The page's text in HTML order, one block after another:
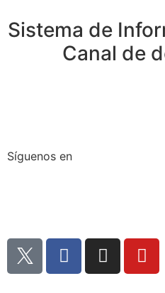
Sistema de
Canal de
Síguenos en